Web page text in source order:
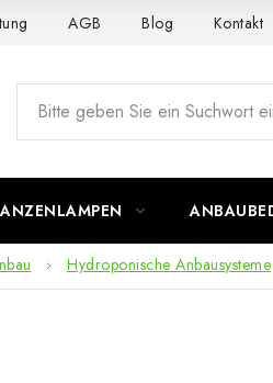
AGB Blog Kontakt
Hydroponische Anbausysteme